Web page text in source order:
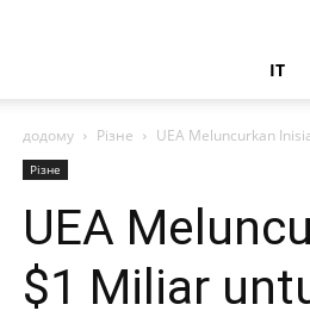
IT
додому Різне UEA Meluncurkan
Різне
UEA
$1 Miliar